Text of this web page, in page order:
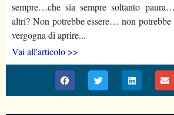
sempre…che sia sempre soltanto
altri? Non potrebbe essere… non
vergogna di aprire...
Vai all'articolo >>